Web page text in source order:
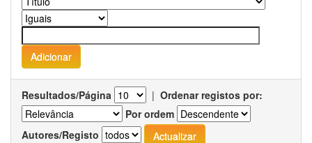
Resultados/Página | Ordenar registos por:
Por ordem
Autores/Registo